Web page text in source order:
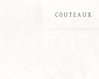
COUTEAUX